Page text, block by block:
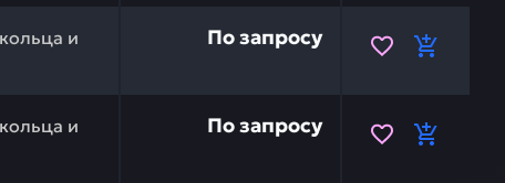
и
— это инвестиция в бесперебойную
По запросу
и
кольцо HITACHI 4609697 — это
По запросу